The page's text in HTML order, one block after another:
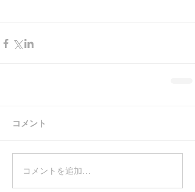
コメント
コメントを追加…